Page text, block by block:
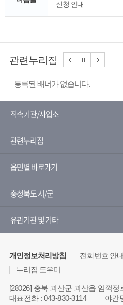
신청 안내
관련누리집
등록된 배너가 없습니다.
직속기관/사업소
관련누리집
읍면별 바로가기
충청북도 시/군
유관기관 및 기타
개인정보처리방침 전화번호 안내
누리집 도우미
[28026] 충북 괴산군 괴산읍 임꺽정
대표전화:043-830-3114 야간